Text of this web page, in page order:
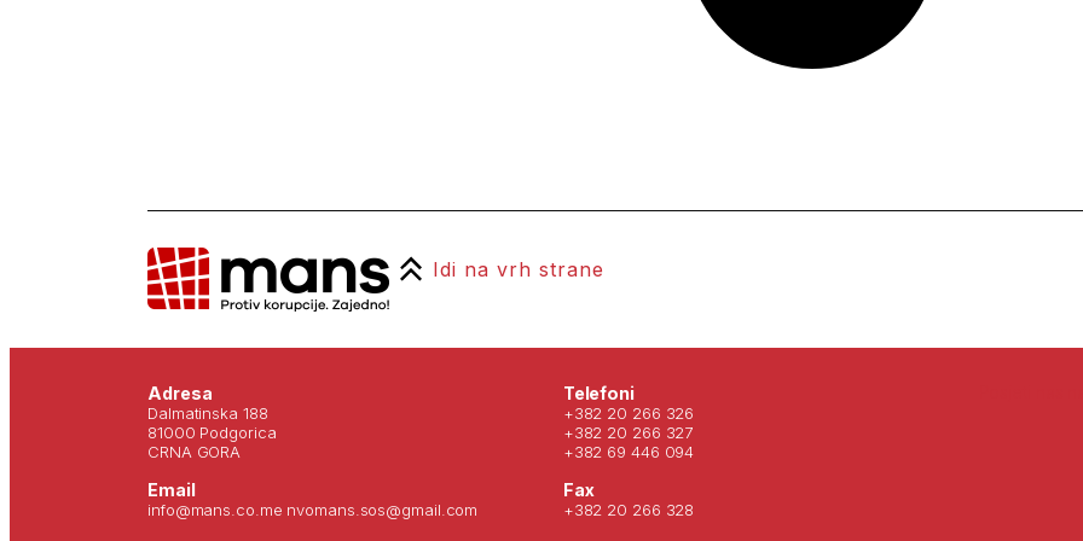
Idi na vrh strane
Adresa
Dalmatinska 188
81000 Podgorica
CRNA GORA
Email
info@mans.co.me nvomans.sos@gmail.com
Telefoni
+382 20 266 326
+382 20 266 327
+382 69 446 094
Fax
+382 20 266 328